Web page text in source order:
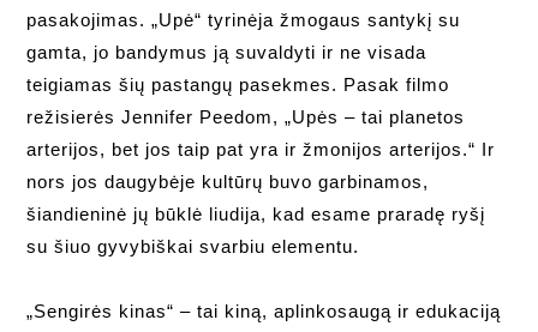
pasakojimas. „Upė“ tyrinėja žmogaus santykį su
gamta, jo bandymus ją suvaldyti ir ne visada
teigiamas šių pastangų pasekmes. Pasak filmo
režisierės Jennifer Peedom, „Upės – tai planetos
arterijos, bet jos taip pat yra ir žmonijos arterijos.“ Ir
nors jos daugybėje kultūrų buvo garbinamos,
šiandieninė jų būklė liudija, kad esame praradę ryšį
su šiuo gyvybiškai svarbiu elementu.
„Sengirės kinas“ – tai kiną, aplinkosaugą ir edukaciją